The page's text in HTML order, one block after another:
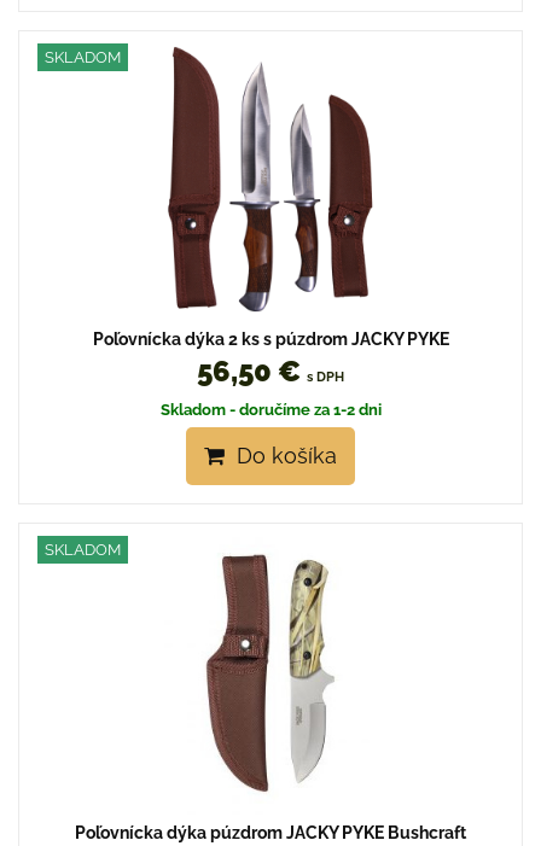
SKLADOM
Poľovnícka dýka 2 ks s púzdrom JACKY PYKE
56,50 € s DPH
Skladom - doručíme za 1-2 dni
Do košíka
SKLADOM
Poľovnícka dýka púzdrom JACKY PYKE Bushcraft